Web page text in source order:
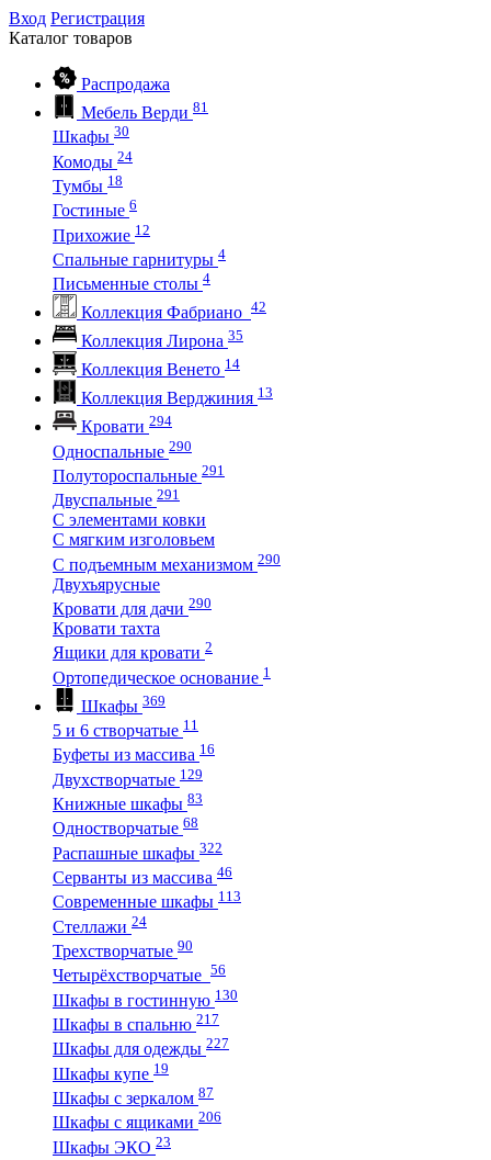
Вход Регистрация
Каталог товаров
Распродажа
Мебель Верди 81
Шкафы 30
Комоды 24
Тумбы 18
Гостиные 6
Прихожие 12
Спальные гарнитуры 4
Письменные столы 4
Коллекция Фабриано 42
Коллекция Лирона 35
Коллекция Венето 14
Коллекция Верджиния 13
Кровати 294
Односпальные 290
Полутороспальные 291
Двуспальные 291
С элементами ковки
С мягким изголовьем
С подъемным механизмом 290
Двухъярусные
Кровати для дачи 290
Кровати тахта
Ящики для кровати 2
Ортопедическое основание 1
Шкафы 369
5 и 6 створчатые 11
Буфеты из массива 16
Двухстворчатые 129
Книжные шкафы 83
Одностворчатые 68
Распашные шкафы 322
Серванты из массива 46
Современные шкафы 113
Стеллажи 24
Трехстворчатые 90
Четырёхстворчатые 56
Шкафы в гостинную 130
Шкафы в спальню 217
Шкафы для одежды 227
Шкафы купе 19
Шкафы с зеркалом 87
Шкафы с ящиками 206
Шкафы ЭКО 23